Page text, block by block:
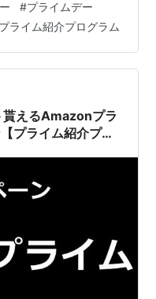
デー 先行セール開催
の購入で1000ポイン
リックしてプライム会
ライム会員登録後、
#プライムデー
プライム紹介プログラム
えるAmazonプラ
プライム紹介プロ